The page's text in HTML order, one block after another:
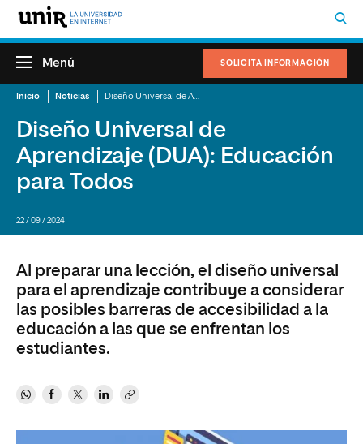
SOLICITA INFORMACIÓN
Menú
Inicio Noticias
Diseño Universal de
Aprendizaje (DUA): Educación
para Todos
22 / 09 / 2024
Al preparar una lección, el diseño universal
para el aprendizaje contribuye a considerar
las posibles barreras de accesibilidad a la
educación a las que se enfrentan los
estudiantes.